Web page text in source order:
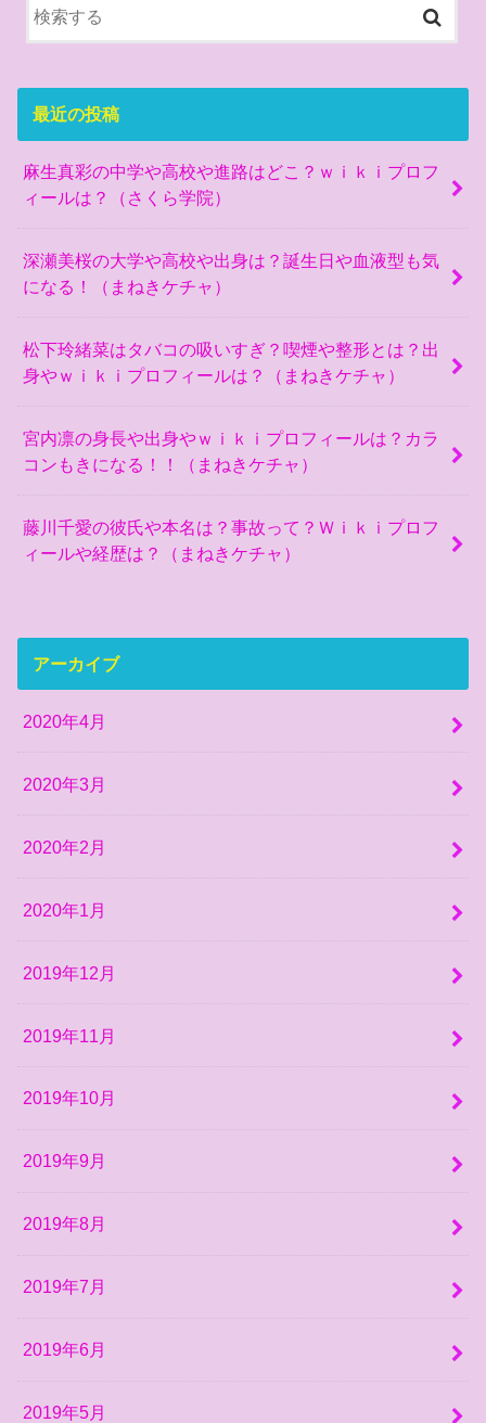
最近の投稿
麻生真彩の中学や高校や進路はどこ？ｗｉｋｉプロフ
ィールは？（さくら学院）
深瀬美桜の大学や高校や出身は？誕生日や血液型も気
になる！（まねきケチャ）
松下玲緒菜はタバコの吸いすぎ？喫煙や整形とは？出
身やｗｉｋｉプロフィールは？（まねきケチャ）
宮内凛の身長や出身やｗｉｋｉプロフィールは？カラ
コンもきになる！！（まねきケチャ）
藤川千愛の彼氏や本名は？事故って？Ｗｉｋｉプロフ
ィールや経歴は？（まねきケチャ）
アーカイブ
2020年4月
2020年3月
2020年2月
2020年1月
2019年12月
2019年11月
2019年10月
2019年9月
2019年8月
2019年7月
2019年6月
2019年5月